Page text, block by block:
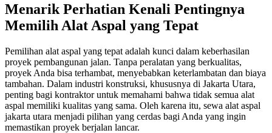
Menarik Perhatian Kenali Pentingnya
Memilih Alat Aspal yang Tepat
Pemilihan alat aspal yang tepat adalah kunci dalam keberhasilan
proyek pembangunan jalan. Tanpa peralatan yang berkualitas,
proyek Anda bisa terhambat, menyebabkan keterlambatan dan biaya
tambahan. Dalam industri konstruksi, khususnya di Jakarta Utara,
penting bagi kontraktor untuk memahami bahwa tidak semua alat
aspal memiliki kualitas yang sama. Oleh karena itu, sewa alat aspal
jakarta utara menjadi pilihan yang cerdas bagi Anda yang ingin
memastikan proyek berjalan lancar.